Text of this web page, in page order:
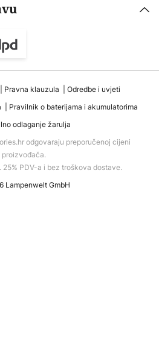
Pravna klauzula
Odredbe i uvjeti
Pravilnik o baterijama i akumulatorima
odlaganje žarulja
odgovaraju preporučenoj cijeni
proizvođača.
25% PDV-a i bez troškova dostave.
Lampenwelt GmbH